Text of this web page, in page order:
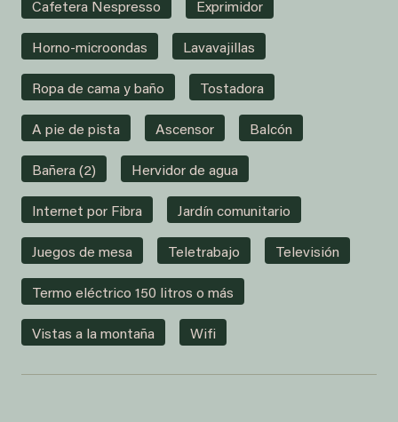
Cafetera Nespresso Exprimidor
Horno-microondas Lavavajillas
Ropa de cama y baño Tostadora
A pie de pista Ascensor Balcón
Bañera (2) Hervidor de agua
Internet por Fibra Jardín comunitario
Juegos de mesa Teletrabajo Televisión
Termo eléctrico 150 litros o más
Vistas a la montaña Wifi